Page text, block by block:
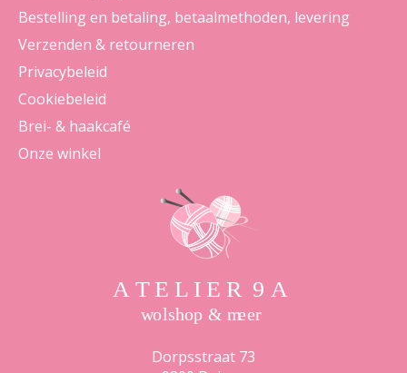
Bestelling en betaling, betaalmethoden, levering
Verzenden & retourneren
Privacybeleid
Cookiebeleid
Brei- & haakcafé
Onze winkel
Dorpsstraat 73